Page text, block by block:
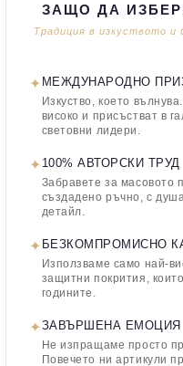
ЗАЩО ДА
Традиция в изкуството и
✦ МЕЖДУНАРОДНО
Изкуство, което
високо и присъстват в
световни лидери.
✦ 100% АВТОРСКИ ТРУД
Забравете за масовото
създадено ръчно, с
детайл.
✦ БЕЗКОМПРОМИСНО
Използваме само най-
защитни покрития,
годините.
✦ЗАВЪРШЕНА ЕМОЦИЯ
Не изпращаме просто
Повечето ни артикули